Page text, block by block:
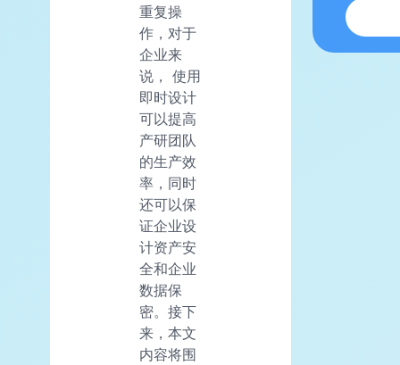
重复操
作，对于
企业来
说， 使用
即时设计
可以提高
产研团队
的生产效
率，同时
还可以保
证企业设
计资产安
全和企业
数据保
密。接下
来，本文
内容将围